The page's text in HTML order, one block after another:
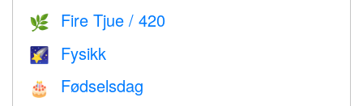
🌿 Fire Tjue / 420
🌠 Fysikk
🎂 Fødselsdag